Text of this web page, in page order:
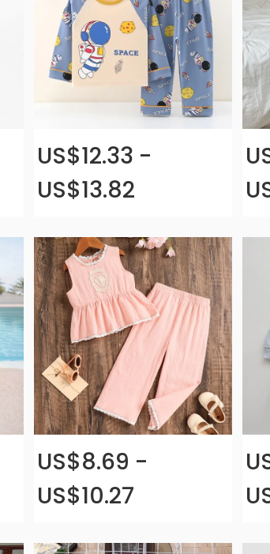
US$12.33 -
US$13.82
US$8.69 -
US$10.27